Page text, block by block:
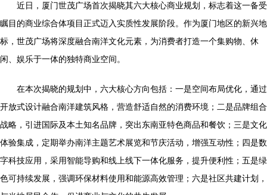
近日，厦门世茂广场首次揭晓其六大核心商业规划，标志着这一备受
瞩目的商业综合体项目正式迈入实质性发展阶段。作为厦门地区的新兴地
标，世茂广场将深度融合南洋文化元素，为消费者打造一个集购物、休
闲、娱乐于一体的独特商业空间。
在本次揭晓的规划中，六大核心方向包括：一是空间布局优化，通过
开放式设计融合南洋建筑风格，营造舒适自然的消费环境；二是品牌组合
战略，引进国际及本土知名品牌，突出东南亚特色商品和餐饮；三是文化
体验集成，定期举办南洋主题艺术展览和节庆活动，增强互动性；四是数
字科技应用，采用智能导购和线上线下一体化服务，提升便利性；五是绿
色可持续发展，强调环保材料使用和能源高效管理；六是社区共建计划，